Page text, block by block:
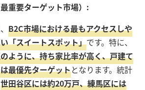
重要ターゲット市場）:
B2C市場における最もアクセスしや
「スイートスポット」です。特に、
ように、持ち家比率が高く、戸建て
最優先ターゲットとなります。統計
世田谷区には約20万戸、練馬区には